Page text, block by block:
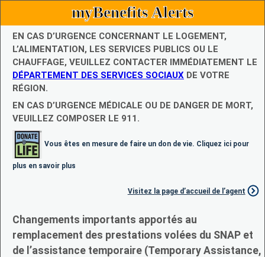
myBenefits Alerts
EN CAS D’URGENCE CONCERNANT LE LOGEMENT,
L’ALIMENTATION, LES SERVICES PUBLICS OU LE
CHAUFFAGE, VEUILLEZ CONTACTER IMMÉDIATEMENT LE
DÉPARTEMENT DES SERVICES SOCIAUX DE VOTRE
RÉGION.
EN CAS D’URGENCE MÉDICALE OU DE DANGER DE MORT,
VEUILLEZ COMPOSER LE 911.
Vous êtes en mesure de faire un don de vie. Cliquez ici pour
plus en savoir plus
Visitez la page d’accueil de l’agent
Changements importants apportés au
remplacement des prestations volées du SNAP et
de l’assistance temporaire (Temporary Assistance,